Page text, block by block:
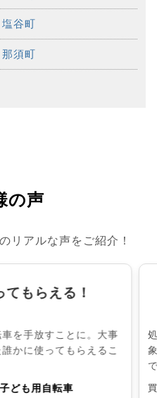
塩谷町
那須町
の声
リアルな声をご紹介！
もらえる！
を手放すことに。大事
かに使ってもらえるこ
子ども用自転車